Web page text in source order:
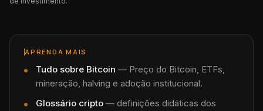
APRENDA MAIS
Tudo sobre Bitcoin — Preço do Bitcoin, ETFs,
mineração, halving e adoção institucional.
Glossário cripto — definições didáticas dos